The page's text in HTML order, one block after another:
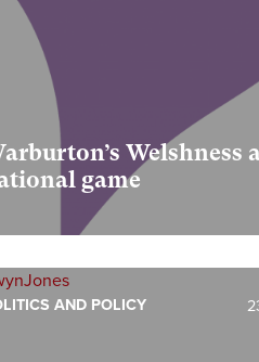
Welshness
game
AND POLICY